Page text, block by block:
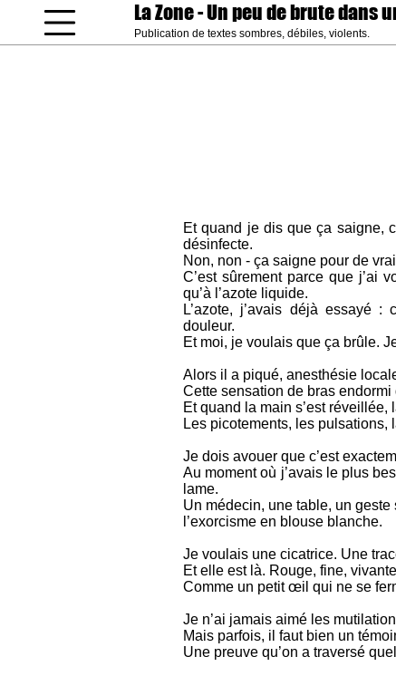
La Zone- Un peu de brute dans
Publication de textes sombres, débiles, violents.
Et quand je dis que ça saigne,
désinfecte.
Non, non - ça saigne pour de
C’est sûrement parce que j’ai
qu’à l’azote liquide.
L’azote, j’avais déjà essayé :
douleur.
Et moi, je voulais que ça brûle.
Alors il a piqué, anesthésie
Cette sensation de bras endormi
Et quand la main s’est réveillée,
Les picotements, les pulsations,
Je dois avouer que c’est
Au moment où j’avais le plus
lame.
Un médecin, une table, un geste
l’exorcisme en blouse blanche.
Je voulais une cicatrice. Une
Et elle est là. Rouge, fine,
Comme un petit œil qui ne se
Je n’ai jamais aimé les
Mais parfois, il faut bien un
Une preuve qu’on a traversé